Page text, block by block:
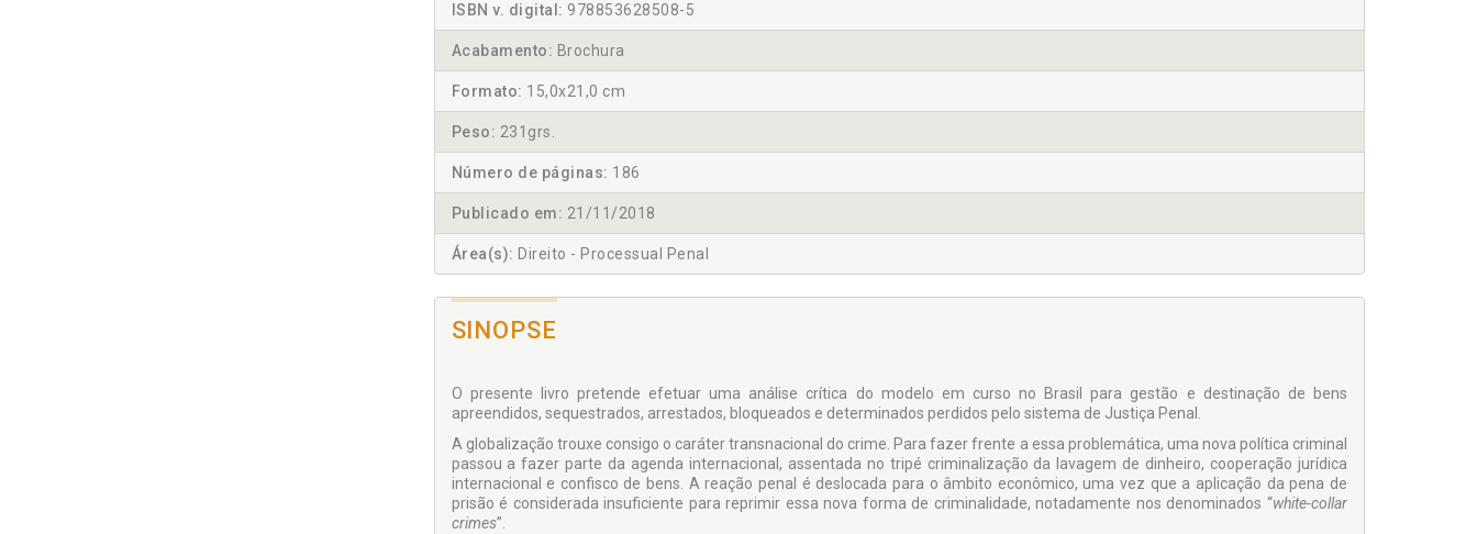
ISBN v. digital: 978853628508-5
Acabamento: Brochura
Formato: 15,0x21,0 cm
Peso: 231grs.
Número de páginas: 186
Publicado em: 21/11/2018
Área(s): Direito - Processual Penal
SINOPSE
O presente livro pretende efetuar uma análise crítica do modelo em curso no Brasil para gestão e destinação de bens
apreendidos, sequestrados, arrestados, bloqueados e deter­minados perdidos pelo sistema de Justiça Penal.
A globalização trouxe consigo o caráter transnacional do crime. Para fazer frente a essa problemática, uma nova políti­ca criminal
passou a fazer parte da agenda internacional, assentada no tripé criminalização da lavagem de dinheiro, cooperação jurídica
internacional e confisco de bens. A reação penal é deslocada para o âmbito econômico, uma vez que a aplicação da pena de
prisão é considerada insu­ficiente para reprimir essa nova forma de criminalidade, notadamente nos denominados “white-collar
crimes”.